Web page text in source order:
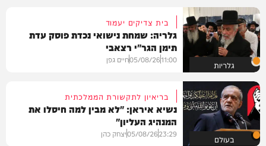
גלריות
בית צדיקים יעמוד
גלריה: שמחת נישואי נכדת פוסק עדת
תימן הגר"י רצאבי
11:00
05/08/26חיים גפן
בעולם
בריאיון לתקשורת הממלכתית
נשיא איראן: "לא מבין למה חיסלו את
המנהיג העליון"
23:29
05/08/26יצחק כהן